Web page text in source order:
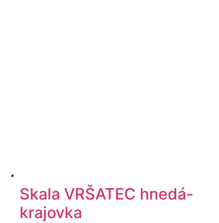
Skala VRŠATEC hnedá-
krajovka